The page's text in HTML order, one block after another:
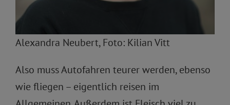
Alexandra Neubert, Foto: Kilian Vitt
Also muss Autofahren teurer werden, ebenso
wie fliegen – eigentlich reisen im